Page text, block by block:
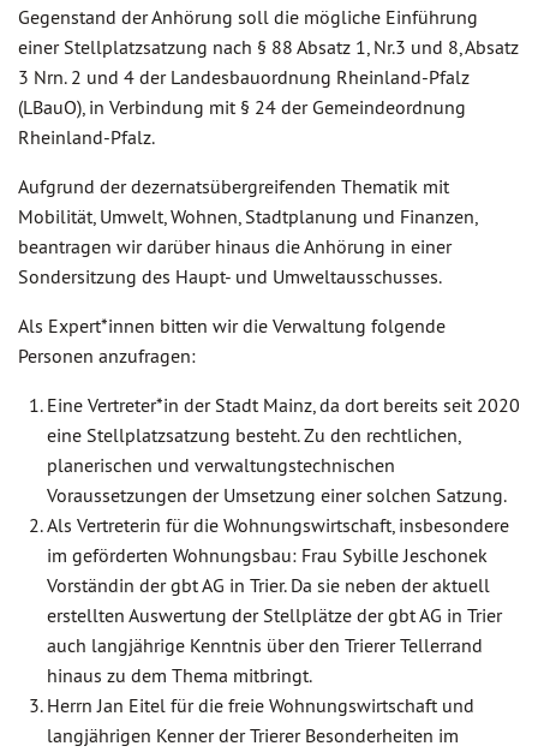
Gegenstand der Anhörung soll die mögliche Einführung
einer Stellplatzsatzung nach § 88 Absatz 1, Nr.3 und 8, Absatz
3 Nrn. 2 und 4 der Landesbauordnung Rheinland-Pfalz
(LBauO), in Verbindung mit § 24 der Gemeindeordnung
Rheinland-Pfalz.
Aufgrund der dezernatsübergreifenden Thematik mit
Mobilität, Umwelt, Wohnen, Stadtplanung und Finanzen,
beantragen wir darüber hinaus die Anhörung in einer
Sondersitzung des Haupt- und Umweltausschusses.
Als Expert*innen bitten wir die Verwaltung folgende
Personen anzufragen:
Eine Vertreter*in der Stadt Mainz, da dort bereits seit 2020
eine Stellplatzsatzung besteht. Zu den rechtlichen,
planerischen und verwaltungstechnischen
Voraussetzungen der Umsetzung einer solchen Satzung.
Als Vertreterin für die Wohnungswirtschaft, insbesondere
im geförderten Wohnungsbau: Frau Sybille Jeschonek
Vorständin der gbt AG in Trier. Da sie neben der aktuell
erstellten Auswertung der Stellplätze der gbt AG in Trier
auch langjährige Kenntnis über den Trierer Tellerrand
hinaus zu dem Thema mitbringt.
Herrn Jan Eitel für die freie Wohnungswirtschaft und
langjährigen Kenner der Trierer Besonderheiten im